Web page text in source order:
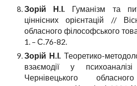
Зорій Н.І. Гуманізм та
ціннісних орієнтацій //
обласного філософського
1. – С.76-82.
Зорій Н.І. Теоретико-
взаємодії у
Чернівецького